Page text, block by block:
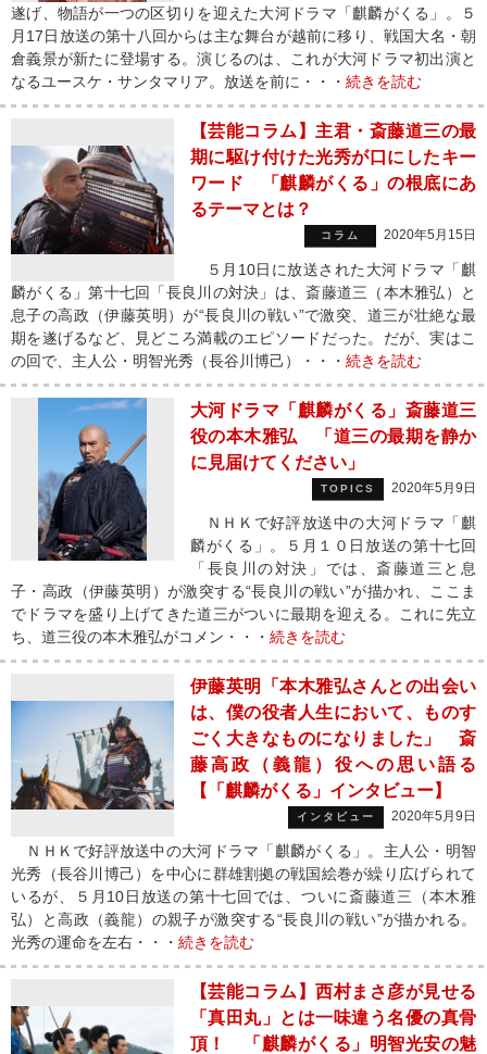
遂げ、物語が一つの区切りを迎えた大河ドラマ「麒麟がくる」。５
月17日放送の第十八回からは主な舞台が越前に移り、戦国大名・朝
倉義景が新たに登場する。演じるのは、これが大河ドラマ初出演と
なるユースケ・サンタマリア。放送を前に・・・ 続きを読む
【芸能コラム】主君・斎藤道三の最
期に駆け付けた光秀が口にしたキー
ワード 「麒麟がくる」の根底にあ
るテーマとは？
コラム 2020年5月15日
５月10日に放送された大河ドラマ「麒
麟がくる」第十七回「長良川の対決」は、斎藤道三（本木雅弘）と
息子の高政（伊藤英明）が“長良川の戦い”で激突、道三が壮絶な最
期を遂げるなど、見どころ満載のエピソードだった。だが、実はこ
の回で、主人公・明智光秀（長谷川博己）・・・ 続きを読む
大河ドラマ「麒麟がくる」斎藤道三
役の本木雅弘 「道三の最期を静か
に見届けてください」
TOPICS 2020年5月9日
ＮＨＫで好評放送中の大河ドラマ「麒
麟がくる」。５月１０日放送の第十七回
「長良川の対決」では、斎藤道三と息
子・高政（伊藤英明）が激突する“長良川の戦い”が描かれ、ここま
でドラマを盛り上げてきた道三がついに最期を迎える。これに先立
ち、道三役の本木雅弘がコメン・・・ 続きを読む
伊藤英明「本木雅弘さんとの出会い
は、僕の役者人生において、ものす
ごく大きなものになりました」 斎
藤高政（義龍）役への思い語る
【「麒麟がくる」インタビュー】
インタビュー 2020年5月9日
ＮＨＫで好評放送中の大河ドラマ「麒麟がくる」。主人公・明智
光秀（長谷川博己）を中心に群雄割拠の戦国絵巻が繰り広げられて
いるが、５月10日放送の第十七回では、ついに斎藤道三（本木雅
弘）と高政（義龍）の親子が激突する“長良川の戦い”が描かれる。
光秀の運命を左右・・・ 続きを読む
【芸能コラム】西村まさ彦が見せる
「真田丸」とは一味違う名優の真骨
頂！ 「麒麟がくる」明智光安の魅